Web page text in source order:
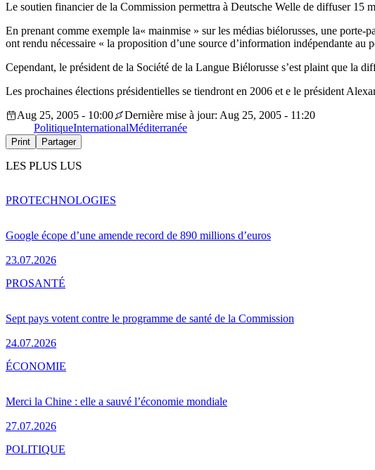
Le soutien financier de la Commission permettra à Deutsche Welle de diffuser 15
En prenant comme exemple la« mainmise » sur les médias biélorusses, une
ont rendu nécessaire « la proposition d’une source d’information indépendante au
Cependant, le président de la Société de la Langue Biélorusse s’est plaint que la
Les prochaines élections présidentielles se tiendront en 2006 et e le président
Aug 25, 2005 - 10:00
Dernière mise à jour: Aug 25, 2005 - 11:20
PolitiqueInternationalMéditerranée
Print Partager
LES PLUS LUS
Google écope d’une amende record de 890 millions d’euros
23.07.2026
PROTECHNOLOGIES
Sept pays votent contre le programme de santé de la Commission
24.07.2026
PROSANTÉ
Merci la Chine : elle a sauvé l’économie mondiale
27.07.2026
ÉCONOMIE
POLITIQUE